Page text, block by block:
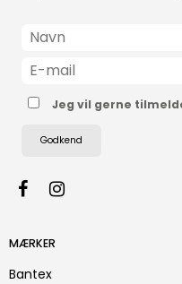
Jeg vil gerne
Godkend
MÆRKER
Bantex